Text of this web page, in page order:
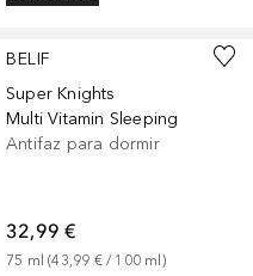
BELIF
Super Knights
Multi Vitamin Sleeping
Antifaz para dormir
32,99 €
75 ml (43,99 € / 100 ml )